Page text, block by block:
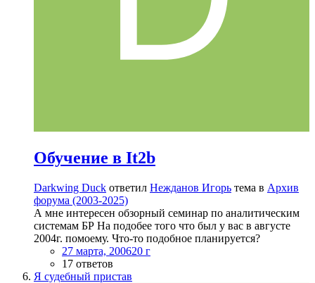
Обучение в It2b
Darkwing Duck ответил Нежданов Игорь тема в Архив
форума (2003-2025)
А мне интересен обзорный семинар по аналитическим
системам БР На подобее того что был у вас в августе
2004г. помоему. Что-то подобное планируется?
27 марта, 200620 г
17 ответов
Я судебный пристав